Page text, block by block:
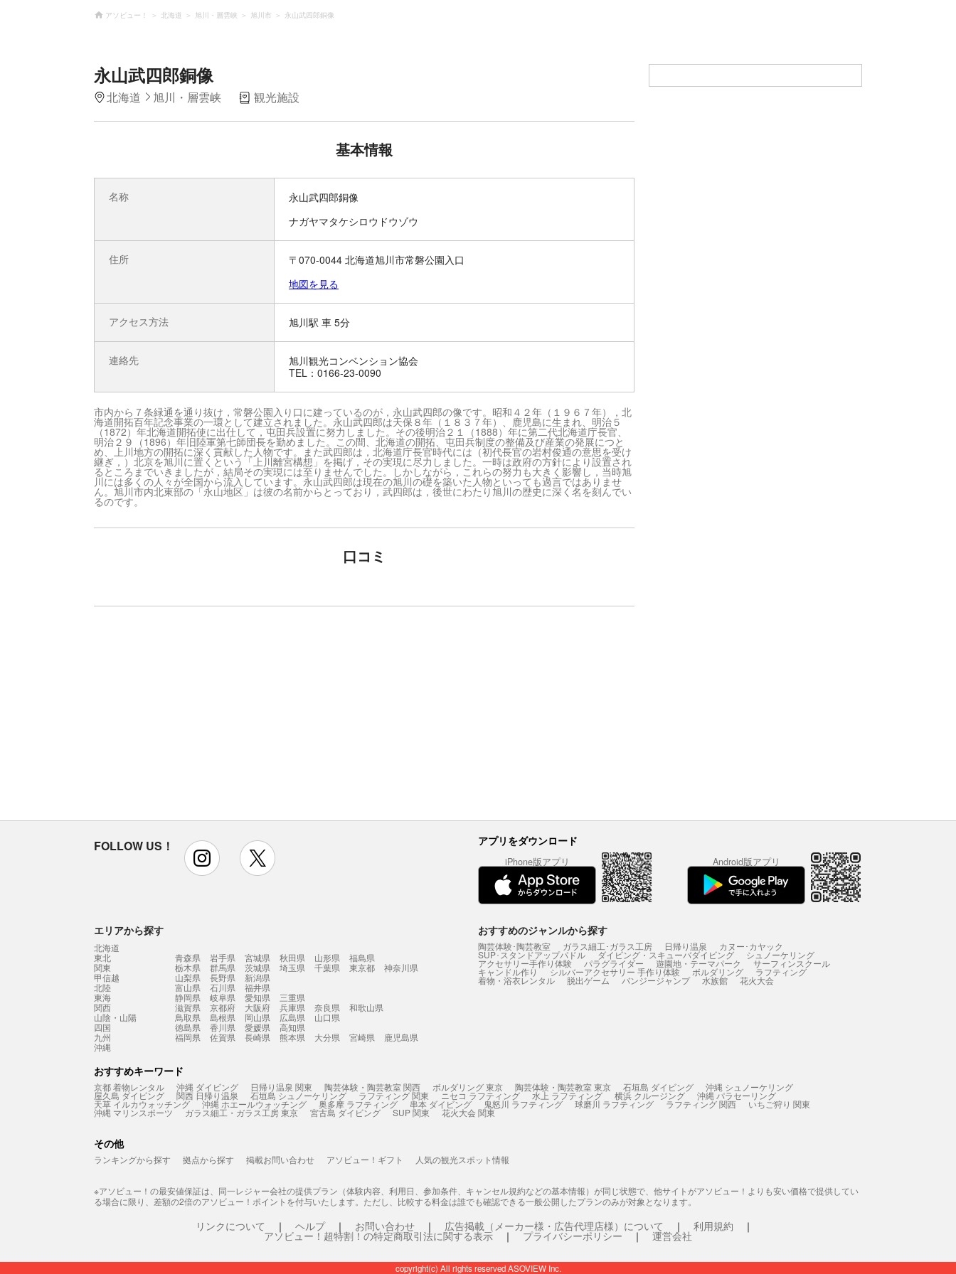
アソビュー！ 北海道 旭川・層雲峡 旭川市 永山武四郎銅像
永山武四郎銅像
北海道 旭川・層雲峡 観光施設
基本情報
名称
永山武四郎銅像
ナガヤマタケシロウドウゾウ
住所
〒070-0044 北海道旭川市常磐公園入口
地図を見る
アクセス方法 旭川駅 車 5分
連絡先
旭川観光コンベンション協会
TEL：0166-23-0090
市内から７条緑通を通り抜け，常磐公園入り口に建っているのが，永山武四郎の像です。昭和４２年（１９６７年），北
海道開拓百年記念事業の一環として建立されました。永山武四郎は天保８年（１８３７年）、鹿児島に生まれ、明治５
（1872）年北海道開拓使に出仕して，屯田兵設置に努力しました。その後明治２１（1888）年に第二代北海道庁長官、
明治２９（1896）年旧陸軍第七師団長を勤めました。この間、北海道の開拓、屯田兵制度の整備及び産業の発展につと
め、上川地方の開拓に深く貢献した人物です。また武四郎は，北海道庁長官時代には（初代長官の岩村俊通の意思を受け
継ぎ，）北京を旭川に置くという「上川離宮構想」を掲げ，その実現に尽力しました。一時は政府の方針により設置され
るところまでいきましたが，結局その実現には至りませんでした。しかしながら，これらの努力も大きく影響し，当時旭
川には多くの人々が全国から流入しています。永山武四郎は現在の旭川の礎を築いた人物といっても過言ではありませ
ん。旭川市内北東部の「永山地区」は彼の名前からとっており，武四郎は，後世にわたり旭川の歴史に深く名を刻んでい
るのです。
口コミ
FOLLOW US！ instagram アプリをダウンロード
iPhone版アプリ Android版アプリ
エリアから探す
北海道
東北
青森県 岩手県 宮城県 秋田県 山形県
福島県
関東
栃木県 群馬県 茨城県 埼玉県 千葉県 東京都
神奈川県
甲信越
山梨県 長野県
新潟県
北陸
富山県 石川県
福井県
東海
静岡県 岐阜県 愛知県
三重県
関西
滋賀県 京都府 大阪府 兵庫県 奈良県
和歌山県
山陰・山陽
鳥取県 島根県 岡山県 広島県
山口県
四国
徳島県 香川県 愛媛県
高知県
九州
福岡県 佐賀県 長崎県 熊本県 大分県 宮崎県
鹿児島県
沖縄
おすすめのジャンルから探す
陶芸体験･陶芸教室 ガラス細工･ガラス工房 日帰り温泉 カヌー･カヤック
SUP･スタンドアップパドル ダイビング・スキューバダイビング シュノーケリング
アクセサリー手作り体験 パラグライダー 遊園地・テーマパーク サーフィンスクール
キャンドル作り シルバーアクセサリー 手作り体験 ボルダリング ラフティング
着物・浴衣レンタル 脱出ゲーム バンジージャンプ 水族館 花火大会
おすすめキーワード
京都 着物レンタル 沖縄 ダイビング 日帰り温泉 関東 陶芸体験・陶芸教室 関西 ボルダリング 東京 陶芸体験・陶芸教室 東京 石垣島 ダイビング 沖縄 シュノーケリング
屋久島 ダイビング 関西 日帰り温泉 石垣島 シュノーケリング ラフティング 関東 ニセコ ラフティング 水上 ラフティング 横浜 クルージング 沖縄 パラセーリング
天草 イルカウォッチング 沖縄 ホエールウォッチング 奥多摩 ラフティング 串本 ダイビング 鬼怒川 ラフティング 球磨川 ラフティング ラフティング 関西 いちご狩り 関東
沖縄 マリンスポーツ ガラス細工・ガラス工房 東京 宮古島 ダイビング SUP 関東 花火大会 関東
その他
ランキングから探す 拠点から探す 掲載お問い合わせ アソビュー！ギフト 人気の観光スポット情報
※アソビュー！の最安値保証は、同一レジャー会社の提供プラン（体験内容、利用日、参加条件、キャンセル規約などの基本情報）が同じ状態で、他サイトがアソビュー！よりも安い価格で提供してい
る場合に限り、差額の2倍のアソビュー！ポイントを付与いたします。ただし、比較する料金は誰でも確認できる一般公開したプランのみが対象となります。
リンクについて ヘルプ お問い合わせ 広告掲載（メーカー様・広告代理店様）について 利用規約
アソビュー！超特割！の特定商取引法に関する表示 プライバシーポリシー 運営会社
copyright(c) All rights reserved ASOVIEW Inc.